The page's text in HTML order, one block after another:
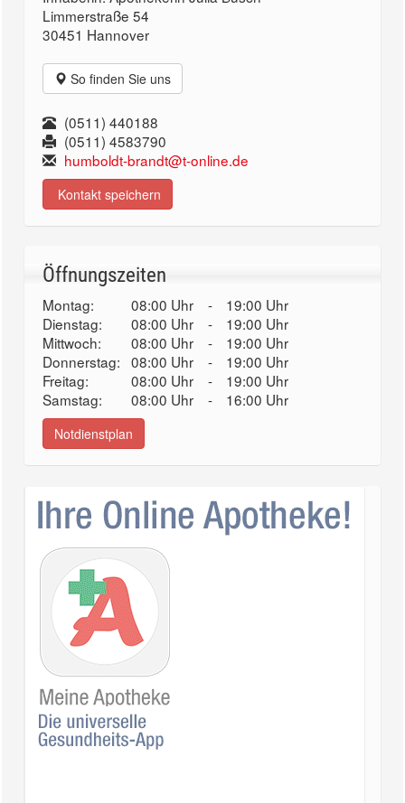
Limmerstraße 54
30451 Hannover
So finden Sie uns
(0511) 440188
(0511) 4583790
humboldt-brandt@t-online.de
Kontakt speichern
Öffnungszeiten
Montag: 08:00 Uhr -
19:00 Uhr
Dienstag:
08:00 Uhr -
19:00 Uhr
Mittwoch:
08:00 Uhr -
19:00 Uhr
Donnerstag: 08:00 Uhr -
19:00 Uhr
Freitag:
08:00 Uhr -
19:00 Uhr
Samstag:
08:00 Uhr - 16:00 Uhr
Notdienstplan